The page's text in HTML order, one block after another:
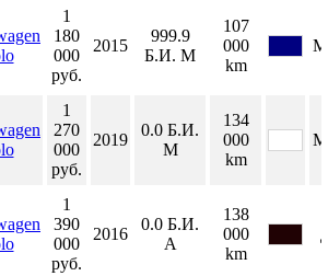
1
180
000
руб.
2015
999.9
Б.И. М
107
000
km
1
270
000
руб.
2019
0.0 Б.И.
М
134
000
km
1
390
000
руб.
2016
0.0 Б.И.
А
138
000
km